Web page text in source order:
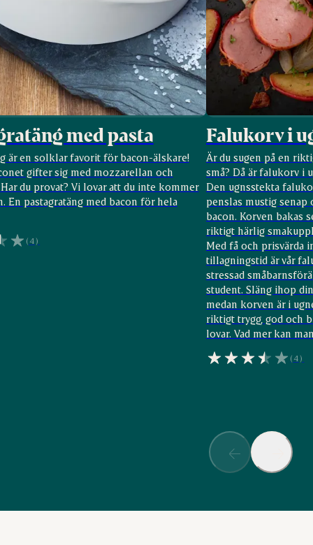
med pasta
är en solklar favorit för bacon-älskare!
gifter sig med mozzarellan och
du provat? Vi lovar att du inte kommer
En pastagratäng med bacon för hela
(4)
Falukorv i
Är du sugen på en
små? Då är falukorv i
Den ugnsstekta
penslas mustig
bacon. Korven bakas
riktigt härlig
Med få och prisvärda
tillagningstid är vår
stressad
student. Släng ihop
medan korven är i
riktigt trygg, god och
lovar. Vad mer kan
(4)